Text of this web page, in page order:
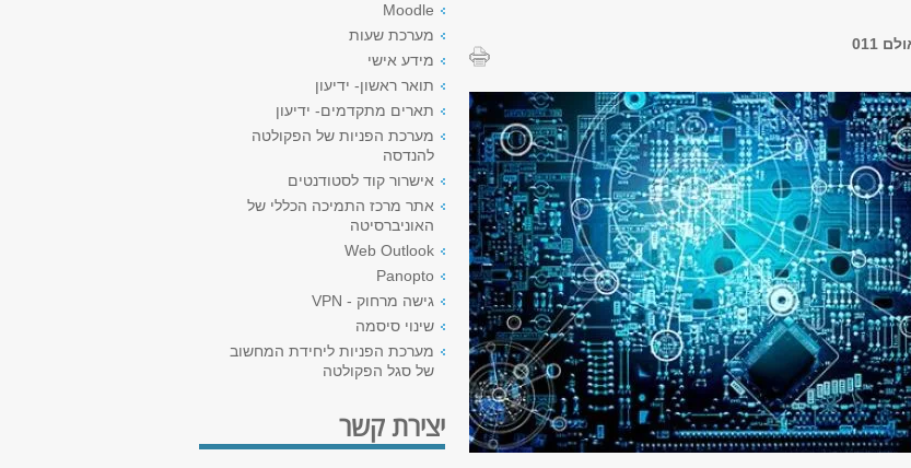
011
Moodle
מערכת שעות
מידע אישי
תואר ראשון- ידיעון
תארים מתקדמים- ידיעון
מערכת הפניות של הפקולטה
להנדסה
אישרור קוד לסטודנטים
אתר מרכז התמיכה הכללי של
האוניברסיטה
Web Outlook
Panopto
גישה מרחוק - VPN
שינוי סיסמה
מערכת הפניות ליחידת המחשוב
של סגל הפקולטה
יצירת קשר